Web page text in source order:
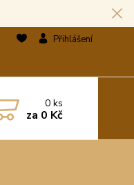
Přihlášení
0ks
za 0 Kč